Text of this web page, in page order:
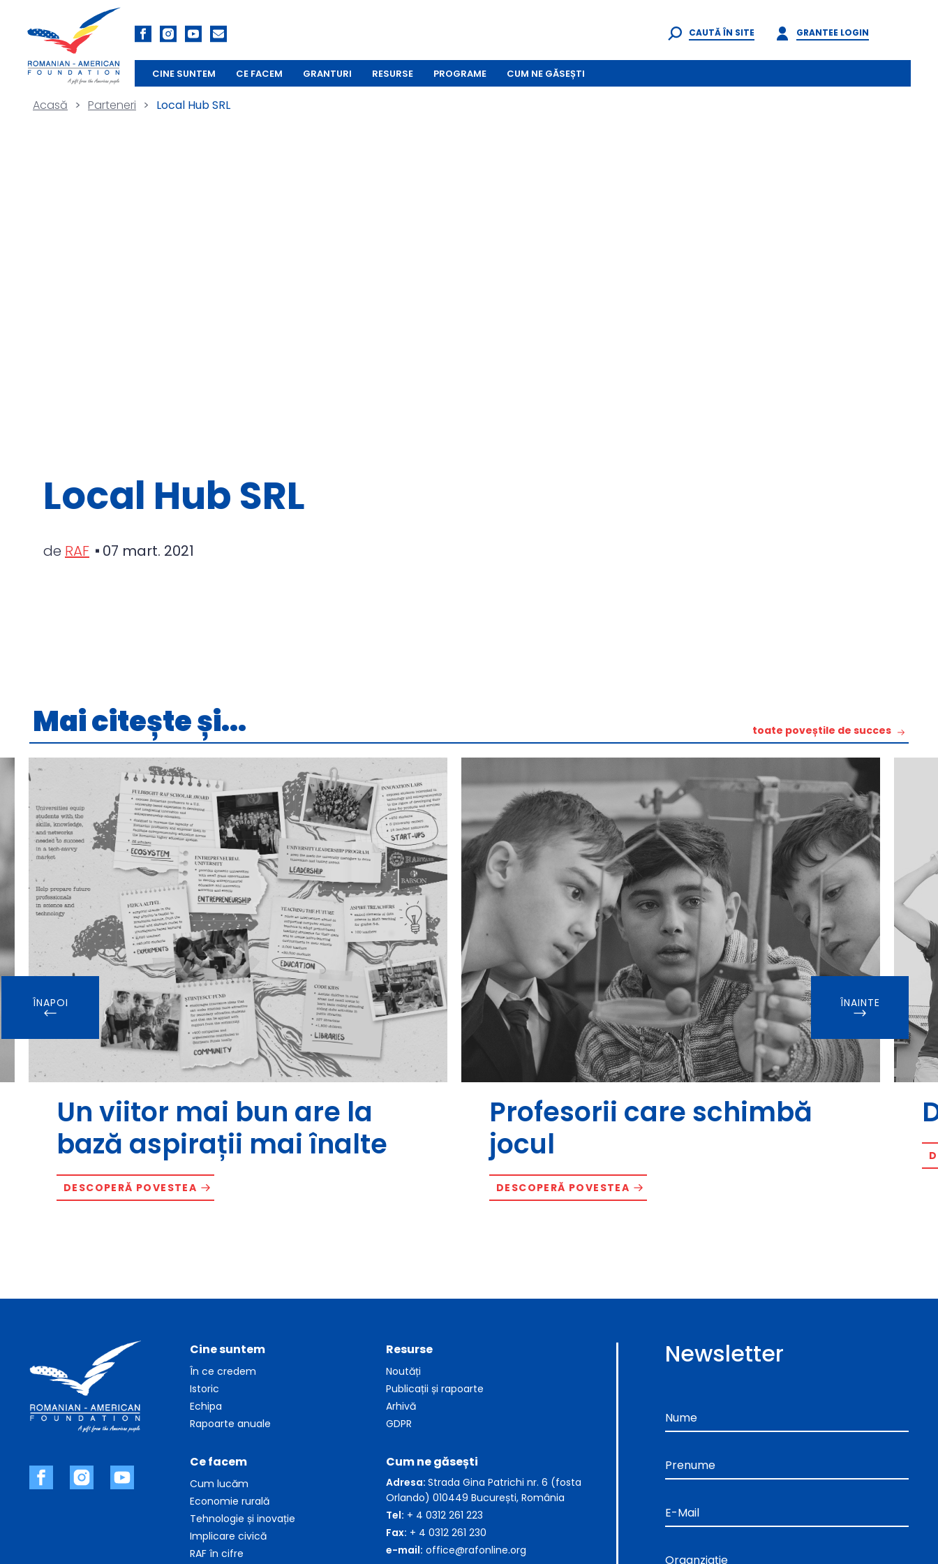
CAUTĂ ÎN SITE GRANTEE LOGIN
CINE SUNTEM CE FACEM GRANTURI RESURSE PROGRAME CUM NE GĂSEȘTI
Acasă > Parteneri > Local Hub SRL
Local Hub SRL
de RAF 07 mart. 2021
Mai citește și... toate poveștile de succes
Un viitor mai bun are la
bază aspirații mai înalte
DESCOPERĂ POVESTEA
Profesorii care schimbă
jocul
DESCOPERĂ POVESTEA
ÎNAPOI ÎNAINTE
Cine suntem
În ce credem
Istoric
Echipa
Rapoarte anuale
Ce facem
Cum lucăm
Economie rurală
Tehnologie și inovație
Implicare civică
RAF în cifre
Resurse
Noutăți
Publicații și rapoarte
Arhivă
GDPR
Cum ne găsești
Adresa: Strada Gina Patrichi nr. 6 (fosta
Orlando) 010449 București, România
Tel: + 4 0312 261 223
Fax: + 4 0312 261 230
e-mail: office@rafonline.org
Newsletter
Nume
Prenume
E-Mail
Organziație